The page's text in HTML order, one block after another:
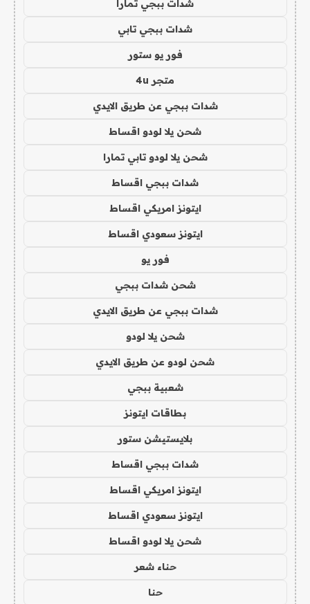
شدات ببجي تمارا
شدات ببجي تابي
فور يو ستور
متجر 4u
شدات ببجي عن طريق الايدي
شحن يلا لودو اقساط
شحن يلا لودو تابي تمارا
شدات ببجي اقساط
ايتونز امريكي اقساط
ايتونز سعودي اقساط
فور يو
شحن شدات ببجي
شدات ببجي عن طريق الايدي
شحن يلا لودو
شحن لودو عن طريق الايدي
شعبية ببجي
بطاقات ايتونز
بلايستيشن ستور
شدات ببجي اقساط
ايتونز امريكي اقساط
ايتونز سعودي اقساط
شحن يلا لودو اقساط
حناء شعر
حنا